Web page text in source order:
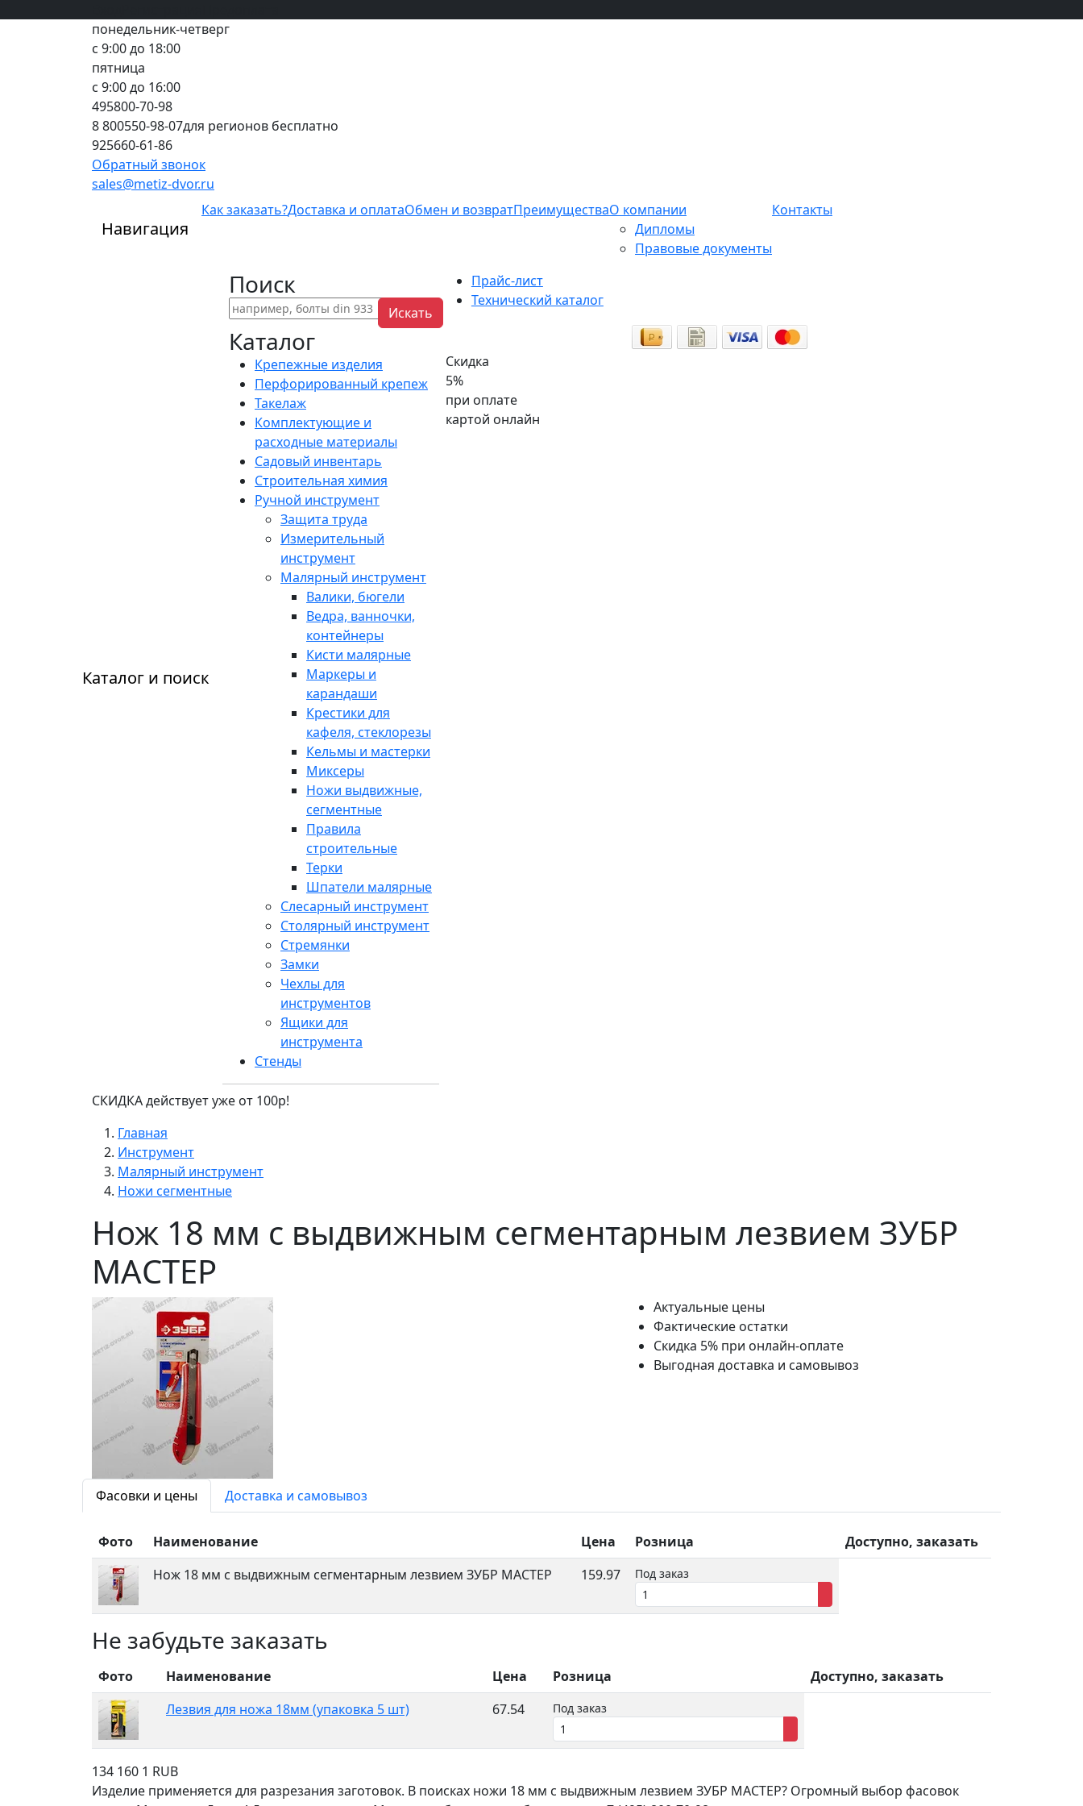
понедельник-четверг
с 9:00 до 18:00
пятница
с 9:00 до 16:00
495800-70-98
8 800550-98-07для регионов бесплатно
925660-61-86
Обратный звонок
sales@metiz-dvor.ru
Навигация
Как заказать?Доставка и оплатаОбмен и возвратПреимуществаО компании
Дипломы
Правовые документы
Контакты
Каталог и поиск
Поиск
Искать
Каталог
Крепежные изделия
Перфорированный крепеж
Такелаж
Комплектующие и
расходные материалы
Садовый инвентарь
Строительная химия
Ручной инструмент
Защита труда
Измерительный
инструмент
Малярный инструмент
Валики, бюгели
Ведра, ванночки,
контейнеры
Кисти малярные
Маркеры и
карандаши
Крестики для
кафеля, стеклорезы
Кельмы и мастерки
Миксеры
Ножи выдвижные,
сегментные
Правила
строительные
Терки
Шпатели малярные
Слесарный инструмент
Столярный инструмент
Стремянки
Замки
Чехлы для
инструментов
Ящики для
инструмента
Стенды
Прайс-лист
Технический каталог
Скидка
5%
при оплате
картой онлайн
СКИДКА действует уже от 100р!
Главная
Инструмент
Малярный инструмент
Ножи сегментные
Нож 18 мм с выдвижным сегментарным лезвием ЗУБР
МАСТЕР
Актуальные цены
Фактические остатки
Скидка 5% при онлайн-оплате
Выгодная доставка и самовывоз
Фасовки и цены Доставка и самовывоз
Фото Наименование Цена Розница
Доступно, заказать
Нож 18 мм с выдвижным сегментарным лезвием ЗУБР МАСТЕР
159.97 Под заказ
Не забудьте заказать
Фото Наименование Цена Розница
Доступно, заказать
Лезвия для ножа 18мм (упаковка 5 шт)
67.54 Под заказ
134 160 1 RUB
Изделие применяется для разрезания заготовок. В поисках ножи 18 мм с выдвижным лезвием ЗУБР МАСТЕР? Огромный выбор фасовок